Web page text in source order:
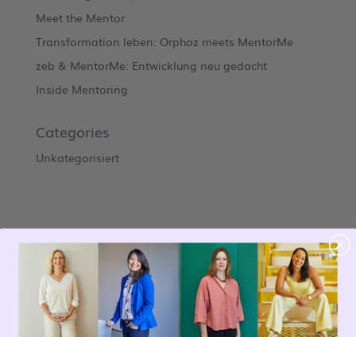
Meet the Mentor
Transformation leben: Orphoz meets MentorMe
zeb & MentorMe: Entwicklung neu gedacht
Inside Mentoring
Categories
Unkategorisiert